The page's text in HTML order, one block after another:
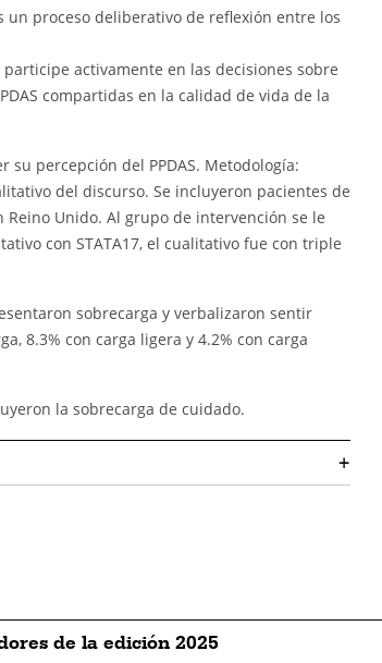
un proceso deliberativo de reflexión entre los
activamente en las decisiones sobre
compartidas en la calidad de vida de la
percepción del PPDAS. Metodología:
del discurso. Se incluyeron pacientes de
Unido. Al grupo de intervención se le
con STATA17, el cualitativo fue con triple
sobrecarga y verbalizaron sentir
8.3% con carga ligera y 4.2% con carga
la sobrecarga de cuidado.
+
de la edición 2025